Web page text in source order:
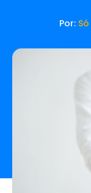
Por: